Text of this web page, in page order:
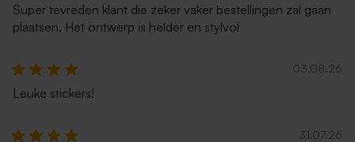
Super tevreden klant die zeker vaker bestellingen zal gaan
plaatsen. Het ontwerp is helder en stylvol
03.08.26
Leuke stickers!
31.07.26